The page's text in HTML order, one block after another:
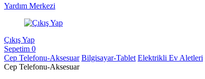
Yardım Merkezi
Çıkış Yap
Sepetim 0
Cep Telefonu-Aksesuar Bilgisayar-Tablet Elektrikli Ev Aletleri
Cep Telefonu-Aksesuar